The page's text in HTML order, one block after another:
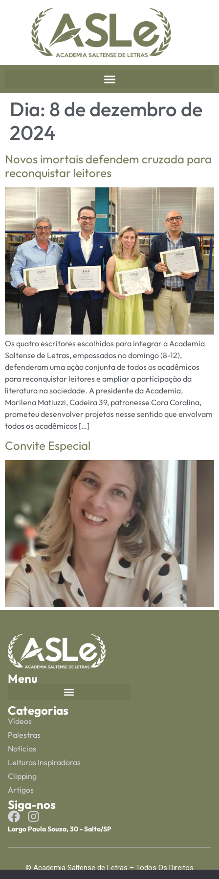
Dia: 8 de dezembro de
2024
Novos imortais defendem cruzada para
reconquistar leitores
Os quatro escritores escolhidos para integrar a Academia
Saltense de Letras, empossados no domingo (8-12),
defenderam uma ação conjunta de todos os acadêmicos
para reconquistar leitores e ampliar a participação da
literatura na sociedade. A presidente da Academia,
Marilena Matiuzzi, Cadeira 39, patronesse Cora Coralina,
prometeu desenvolver projetos nesse sentido que envolvam
todos os acadêmicos […]
Convite Especial
Menu
Categorias
Vídeos
Palestras
Notícias
Leituras Inspiradoras
Clipping
Artigos
Siga-nos
Largo Paula Souza, 30 - Salto/SP
© Academia Saltense de Letras – Todos Os Direitos